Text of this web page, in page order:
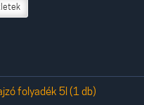
folyadék 5l (1 db)